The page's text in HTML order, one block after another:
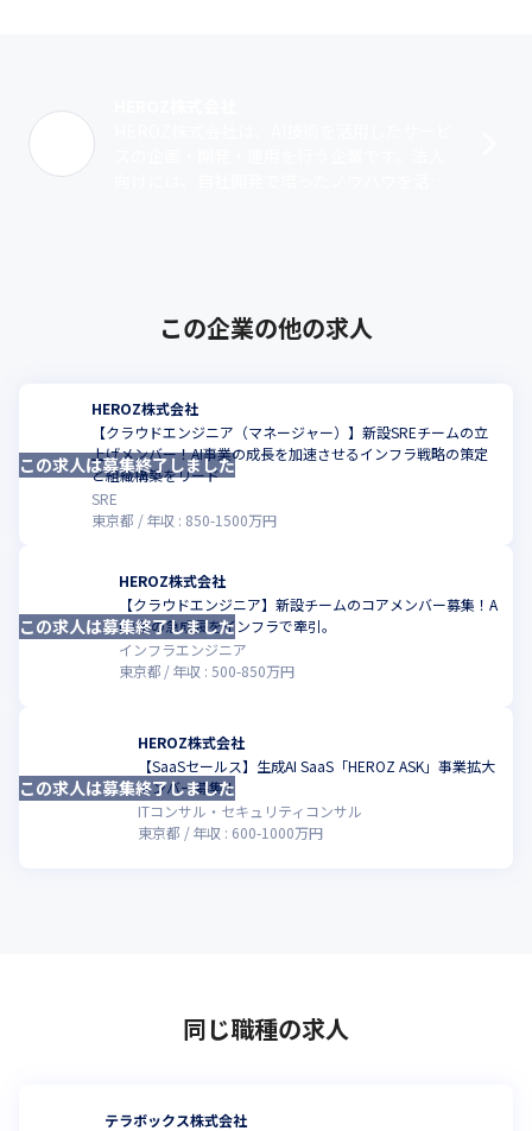
この企業の他の求人
HEROZ株式会社
【クラウドエンジニア（マネージャー）】新設SREチームの立
上げメンバー！AI事業の成長を加速させるインフラ戦略の策定
と組織構築をリード
SRE
東京都
年収 : 850-1500万円
この求人は募集終了しました
HEROZ株式会社
【クラウドエンジニア】新設チームのコアメンバー募集！A
I事業の急成長をインフラで牽引。
インフラエンジニア
東京都
年収 :500-850万円
この求人は募集終了しました
HEROZ株式会社
【SaaSセールス】生成AI SaaS「HEROZ ASK」事業拡大
メンバー募集！
ITコンサル・セキュリティコンサル
東京都
年収 : 600-1000万円
この求人は募集終了しました
同じ職種の求人
テラボックス株式会社